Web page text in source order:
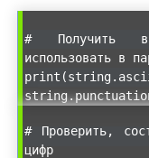
# Получить
использовать в
# Проверить,
цифр